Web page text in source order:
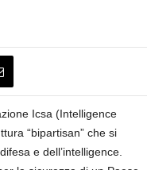
Icsa (Intelligence
“bipartisan” che si
e dell’intelligence.